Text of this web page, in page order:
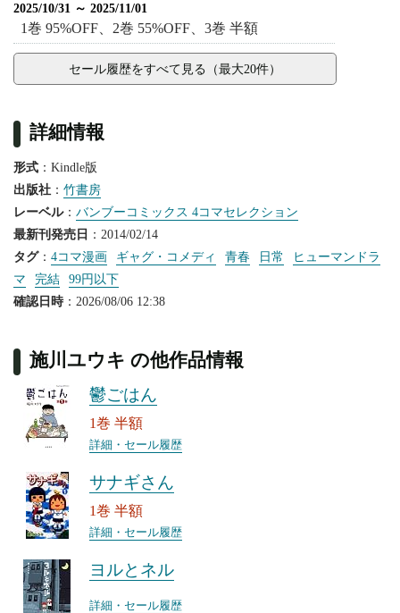
2025/10/31 ～ 2025/11/01
1巻 95%OFF、2巻 55%OFF、3巻 半額
セール履歴をすべて見る（最大20件）
詳細情報
形式 ：Kindle版
出版社 ： 竹書房
レーベル： バンブーコミックス 4コマセレクション
最新刊発売日 ：2014/02/14
タグ： 4コマ漫画 ギャグ・コメディ 青春 日常
ヒューマンドラ
マ
完結
99円以下
確認日時：2026/08/06 12:38
施川ユウキ の他作品情報
鬱ごはん
1巻 半額
詳細・セール履歴
サナギさん
1巻 半額
詳細・セール履歴
ヨルとネル
詳細・セール履歴